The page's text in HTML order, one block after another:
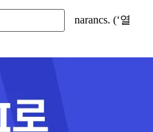
narancs. (‘열